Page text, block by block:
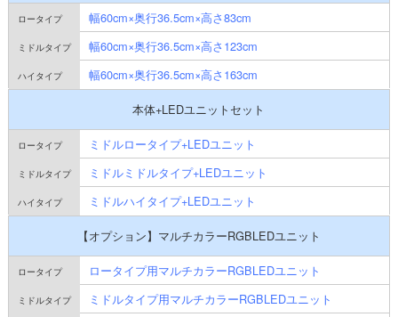
幅60cm×奥行36.5cm×高さ83cm
幅60cm×奥行36.5cm×高さ123cm
幅60cm×奥行36.5cm×高さ163cm
本体+LEDユニットセット
ミドルロータイプ+LEDユニット
ミドルミドルタイプ+LEDユニット
ミドルハイタイプ+LEDユニット
【オプション】マルチカラーRGBLEDユニット
ロータイプ用マルチカラーRGBLEDユニット
ミドルタイプ用マルチカラーRGBLEDユニット